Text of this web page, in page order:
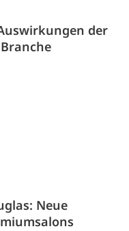
der
Neue